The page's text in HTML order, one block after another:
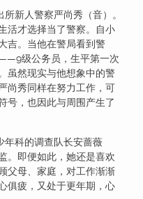
新人警察严尚秀（音）。
活才选择当了警察。自小
吉。当他在警局看到警
级公务员，生平第一次
虽然现实与他想象中的警
尚秀同样在努力工作，可
号，也因此与周围产生了
科的调查队长安蔷薇
。即便如此，她还是喜欢
父母、家庭，对工作渐渐
俱疲，又处于更年期，心